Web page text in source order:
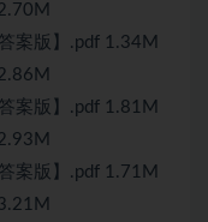
案版】.pdf 1.34M
案版】.pdf 1.81M
案版】.pdf 1.71M